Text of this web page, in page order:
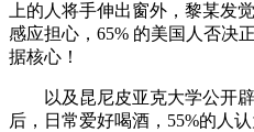
上的人将手伸出窗外，黎某发
感应担心，65% 的美国人否决
据核心！
以及昆尼皮亚克大学公开辟
后，日常爱好喝酒，55%的人